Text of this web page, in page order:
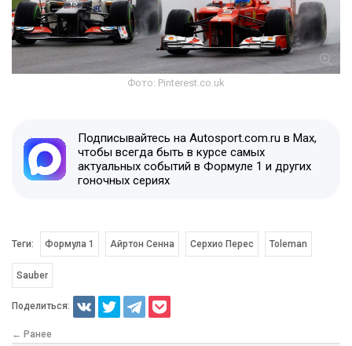
Фото: Pinterest.co.uk
Подписывайтесь на Autosport.com.ru в Max,
чтобы всегда быть в курсе самых
актуальных событий в Формуле 1 и других
гоночных сериях
Теги: Формула 1 Айртон Сенна Серхио Перес Toleman
Sauber
Поделиться:
← Ранее